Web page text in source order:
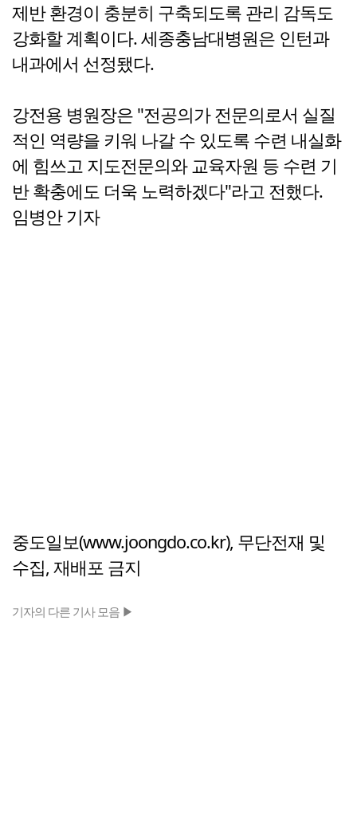
제반 환경이 충분히 구축되도록 관리 감독도
강화할 계획이다. 세종충남대병원은 인턴과
내과에서 선정됐다.
강전용 병원장은 "전공의가 전문의로서 실질
적인 역량을 키워 나갈 수 있도록 수련 내실화
에 힘쓰고 지도전문의와 교육자원 등 수련 기
반 확충에도 더욱 노력하겠다"라고 전했다.
임병안 기자
중도일보(www.joongdo.co.kr), 무단전재 및
수집, 재배포 금지
기자의 다른 기사 모음 ▶